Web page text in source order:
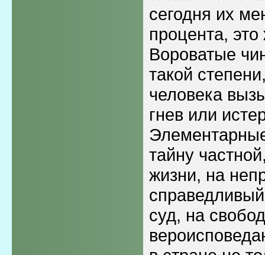
сегодня их
процента,
Вороватые
такой
человека
гнев или
тайну
жизни, на
суд, на